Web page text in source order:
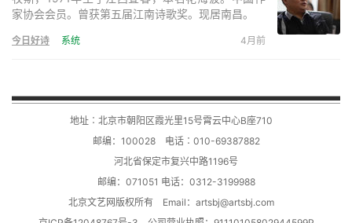
家协会会员。曾获第五届江南诗歌奖。现居南昌。
今日好诗 系统 4月前
地址∶北京市朝阳区霞光里15号霄云中心B座710
邮编：100028 电话∶010-69387882
河北省保定市复兴中路1196号
邮编：071051 电话：0312-3199988
北京文艺网版权所有 Email： artsbj@artsbj.com